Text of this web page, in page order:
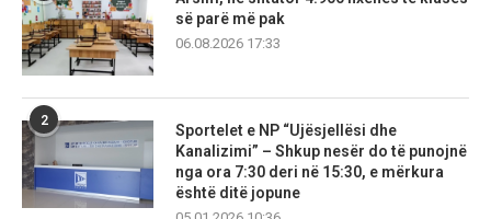
së parë më pak
06.08.2026 17:33
2
Sportelet e NP “Ujësjellësi dhe
Kanalizimi” – Shkup nesër do të punojnë
nga ora 7:30 deri në 15:30, e mërkura
është ditë jopune